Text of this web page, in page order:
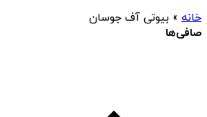
خانه » بیوتی آف جوسان
صافی‌ها